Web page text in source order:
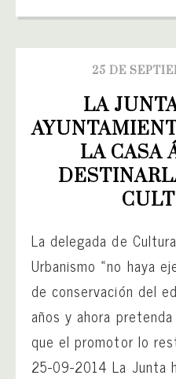
25 DE
LA
LA CASA
La delegada de
Urbanismo «no haya
de conservación del
años y ahora
que el promotor lo
25-09-2014 La Junta